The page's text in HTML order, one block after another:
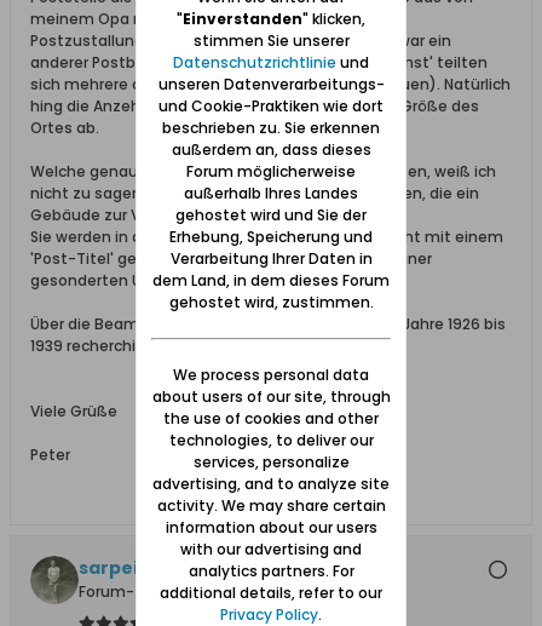
meinem Opa mütterlicherseits so, dass er z.B. die
Postzustallung 'auf dem Land' übernahm. Im Ort war ein
anderer Postbote unterwegs und den 'Schalterdienst' teilten
sich mehrere angelernte Teilzeitkräfte (meist Frauen). Natürlich
hing die Anzehl der involvierten Personen von der Größe des
Ortes ab.
Welche genaue Rolle die Postagenten dabei spielten, weiß ich
nicht zu sagen. Kann sein, dass sie diejenigen waren, die ein
Gebäude zur Verfügung stellten.
Sie werden in den Beamten-Jahrbüchern auch nicht mit einem
'Post-Titel' geführt, sondern finden sich in unter einer
gesonderten Überschrift 'Postagenten'.
Über die Beamten-Jahrbücher lassen sich nur die Jahre 1926 bis
1939 recherchieren ...
Viele Grüße
Peter
sarpei
Forum-Teilnehmer
"Einverstanden" klicken,
stimmen Sie unserer
Datenschutzrichtlinie und
unseren Datenverarbeitungs-
und Cookie-Praktiken wie dort
beschrieben zu. Sie erkennen
außerdem an, dass dieses
Forum möglicherweise
außerhalb Ihres Landes
gehostet wird und Sie der
Erhebung, Speicherung und
Verarbeitung Ihrer Daten in
dem Land, in dem dieses Forum
gehostet wird, zustimmen.
We process personal data
about users of our site, through
the use of cookies and other
technologies, to deliver our
services, personalize
advertising, and to analyze site
activity. We may share certain
information about our users
with our advertising and
analytics partners. For
additional details, refer to our
Privacy Policy.